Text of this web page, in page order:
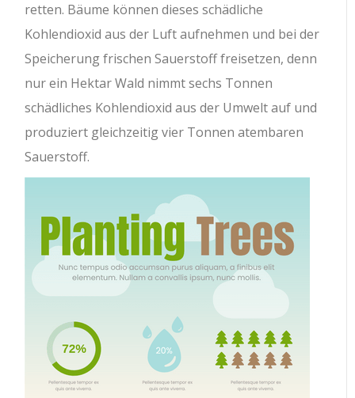
retten. Bäume können dieses schädliche
Kohlendioxid aus der Luft aufnehmen und bei der
Speicherung frischen Sauerstoff freisetzen, denn
nur ein Hektar Wald nimmt sechs Tonnen
schädliches Kohlendioxid aus der Umwelt auf und
produziert gleichzeitig vier Tonnen atembaren
Sauerstoff.